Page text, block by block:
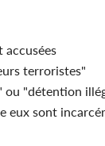
accusées
terroristes"
ou "détention
eux sont